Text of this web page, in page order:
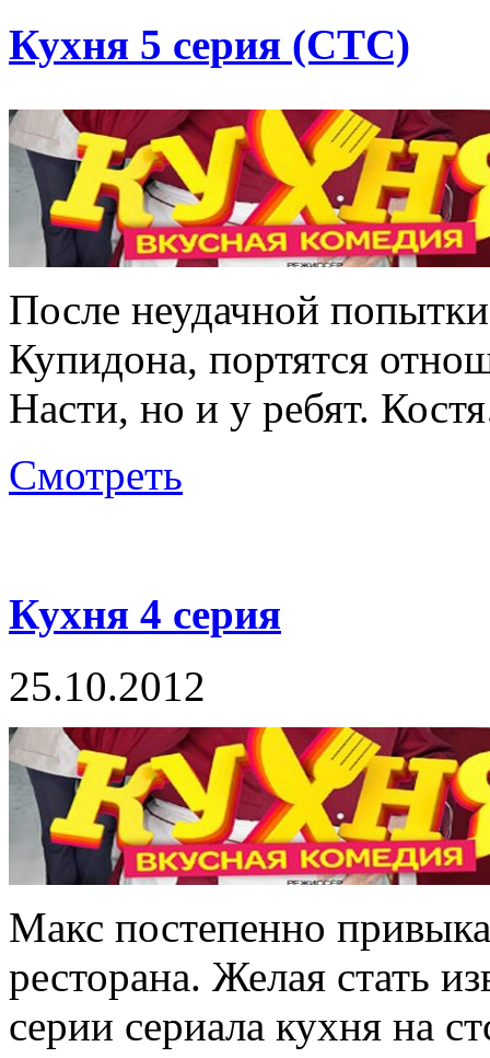
Кухня 5 серия (СТС)
После неудачной
Купидона, портятся
Насти, но и у ребят. Костя
Смотреть
Кухня 4 серия
25.10.2012
Макс постепенно
ресторана. Желая стать
серии сериала кухня на